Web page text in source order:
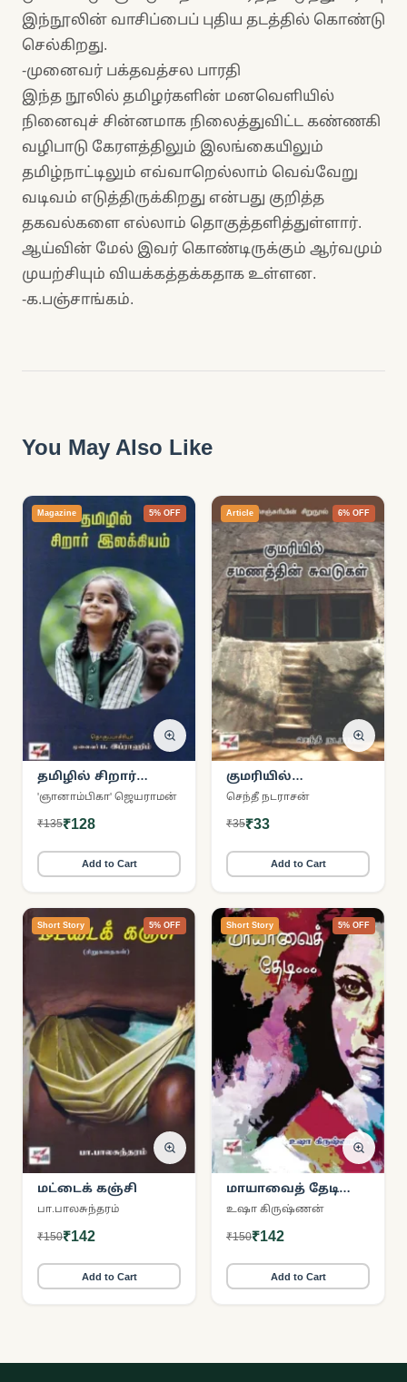
இந்நூலின் வாசிப்பைப் புதிய தடத்தில் கொண்டு
செல்கிறது.
-முனைவர் பக்தவத்சல பாரதி
இந்த நூலில் தமிழர்களின் மனவெளியில்
நினைவுச் சின்னமாக நிலைத்துவிட்ட கண்ணகி
வழிபாடு கேரளத்திலும் இலங்கையிலும்
தமிழ்நாட்டிலும் எவ்வாறெல்லாம் வெவ்வேறு
வடிவம் எடுத்திருக்கிறது என்பது குறித்த
தகவல்களை எல்லாம் தொகுத்தளித்துள்ளார்.
ஆய்வின் மேல் இவர் கொண்டிருக்கும் ஆர்வமும்
முயற்சியும் வியக்கத்தக்கதாக உள்ளன.
-க.பஞ்சாங்கம்.
You May Also Like
Magazine 5% OFF
தமிழில் சிறார்
இலக்கியம்
'ஞானாம்பிகா' ஜெயராமன்
₹135₹128
Add to Cart
Article 6% OFF
குமரியில்
சமணத்தின்
செந்தீ நடராசன்
₹35₹33
Add to Cart
Short Story 5% OFF
மட்டைக் கஞ்சி
பா.பாலசுந்தரம்
₹150₹142
Add to Cart
Short Story 5% OFF
மாயாவைத் தேடி…
உஷா கிருஷ்ணன்
₹150₹142
Add to Cart